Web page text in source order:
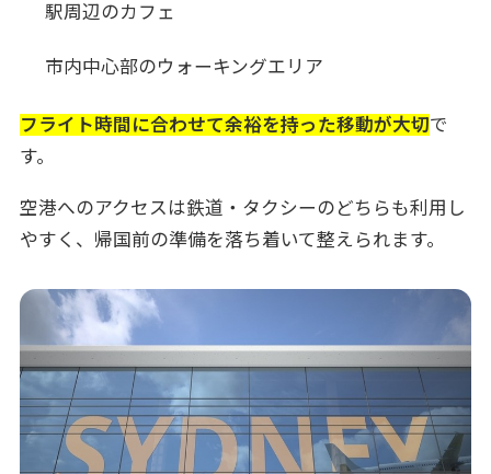
駅周辺のカフェ
市内中心部のウォーキングエリア
フライト時間に合わせて余裕を持った移動が大切で
す。
空港へのアクセスは鉄道・タクシーのどちらも利用し
やすく、帰国前の準備を落ち着いて整えられます。